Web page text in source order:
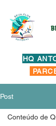
HQ
Post
Conteúdo de